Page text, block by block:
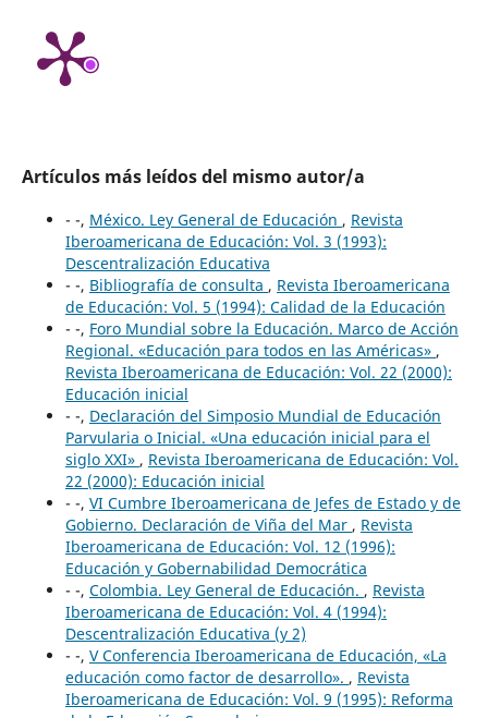
Artículos más leídos del mismo autor/a
- -, México. Ley General de Educación , Revista
Iberoamericana de Educación: Vol. 3 (1993):
Descentralización Educativa
- -, Bibliografía de consulta , Revista Iberoamericana
de Educación: Vol. 5 (1994): Calidad de la Educación
- -, Foro Mundial sobre la Educación. Marco de Acción
Regional. «Educación para todos en las Américas» ,
Revista Iberoamericana de Educación: Vol. 22 (2000):
Educación inicial
- -, Declaración del Simposio Mundial de Educación
Parvularia o Inicial. «Una educación inicial para el
siglo XXI» , Revista Iberoamericana de Educación: Vol.
22 (2000): Educación inicial
- -, VI Cumbre Iberoamericana de Jefes de Estado y de
Gobierno. Declaración de Viña del Mar , Revista
Iberoamericana de Educación: Vol. 12 (1996):
Educación y Gobernabilidad Democrática
- -, Colombia. Ley General de Educación. , Revista
Iberoamericana de Educación: Vol. 4 (1994):
Descentralización Educativa (y 2)
- -, V Conferencia Iberoamericana de Educación, «La
educación como factor de desarrollo». , Revista
Iberoamericana de Educación: Vol. 9 (1995): Reforma